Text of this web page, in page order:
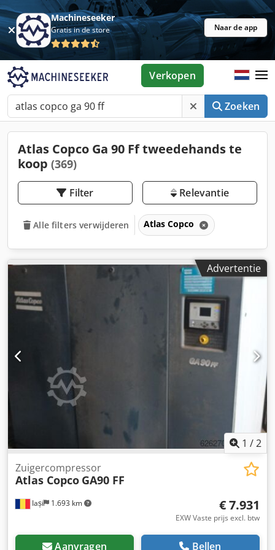
Machineseeker
Gratis in de store Naar de app
Zoeken
Verkopen
Atlas Copco Ga 90 Ff tweedehands te
koop (369)
Filter Relevantie
Alle filters verwijderen Atlas Copco
Advertentie
1 /2
Iași 1.693 km
Zuigercompressor
Atlas Copco GA90 FF
€ 7.931
EXW Vaste prijs excl. btw
Aanvragen Bellen